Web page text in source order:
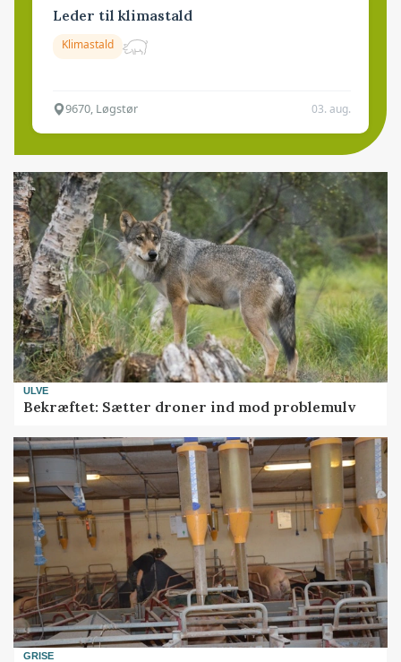
Leder til klimastald
Klimastald
9670, Løgstør 03. aug.
ULVE
Bekræftet: Sætter droner ind mod problemulv
GRISE